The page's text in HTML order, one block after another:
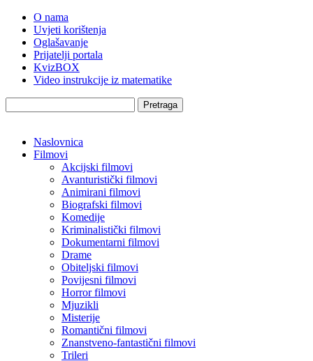
O nama
Uvjeti korištenja
Oglašavanje
Prijatelji portala
KvizBOX
Video instrukcije iz matematike
Pretraga
Naslovnica
Filmovi
Akcijski filmovi
Avanturistički filmovi
Animirani filmovi
Biografski filmovi
Komedije
Kriminalistički filmovi
Dokumentarni filmovi
Drame
Obiteljski filmovi
Povijesni filmovi
Horror filmovi
Mjuzikli
Misterije
Romantični filmovi
Znanstveno-fantastični filmovi
Trileri